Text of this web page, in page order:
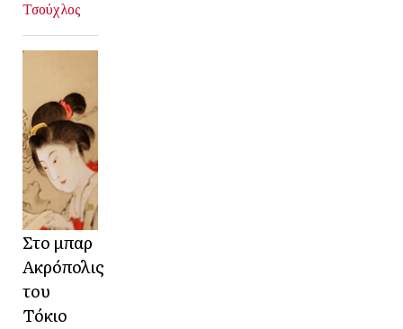
Τσούχλος
Στο μπαρ
Ακρόπολις
του
Τόκιο